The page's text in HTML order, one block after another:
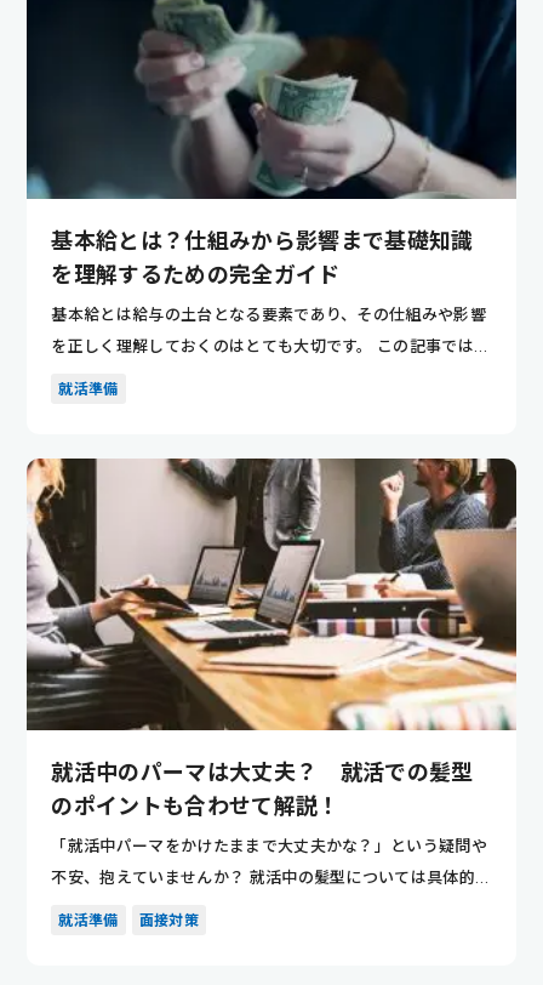
基本給とは？仕組みから影響まで基礎知識
を理解するための完全ガイド
基本給とは給与の土台となる要素であり、その仕組みや影響
を正しく理解しておくのはとても大切です。 この記事では基
本給の定義...
就活準備
就活中のパーマは大丈夫？ 就活での髪型
のポイントも合わせて解説！
「就活中パーマをかけたままで大丈夫かな？」という疑問や
不安、抱えていませんか？ 就活中の髪型については具体的な
情報が少な...
就活準備 面接対策